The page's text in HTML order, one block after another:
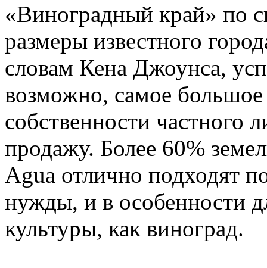
«Виноградный край» по
размеры известного
словам Кена Джоунса,
возможно, самое большое
собственности частного
продажу. Более 60%
Agua отлично подходят
нужды, и в особенности
культуры, как виноград.